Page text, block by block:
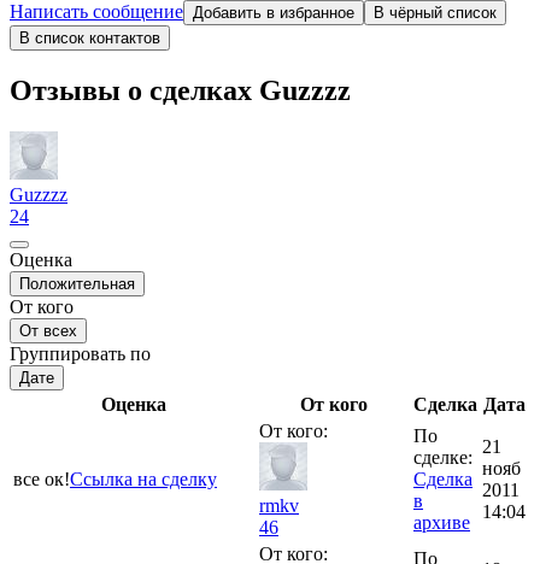
Написать сообщение Добавить в избранное
В чёрный список
В список контактов
Отзывы о сделках Guzzzz
Guzzzz
24
Оценка
Положительная
От кого
От всех
Группировать по
Дате
Оценка От кого Сделка Дата
все ок!Ссылка на сделку
От кого:
rmkv
46
По
сделке:
Сделка
в
архиве
21
нояб
2011
14:04
От кого:
По